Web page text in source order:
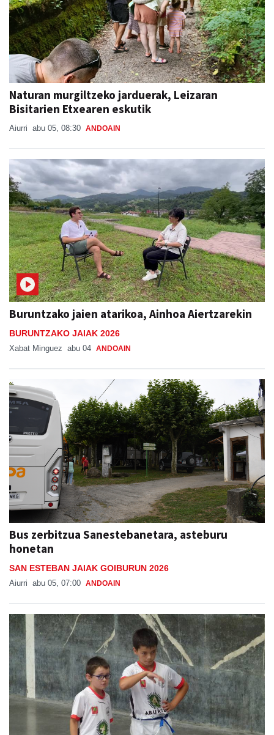
Naturan murgiltzeko jarduerak, Leizaran
Bisitarien Etxearen eskutik
Aiurri abu 05, 08:30 ANDOAIN
Buruntzako jaien atarikoa, Ainhoa Aiertzarekin
BURUNTZAKO JAIAK 2026
Xabat Minguez abu 04 ANDOAIN
Bus zerbitzua Sanestebanetara, asteburu
honetan
SAN ESTEBAN JAIAK GOIBURUN 2026
Aiurri abu 05, 07:00 ANDOAIN